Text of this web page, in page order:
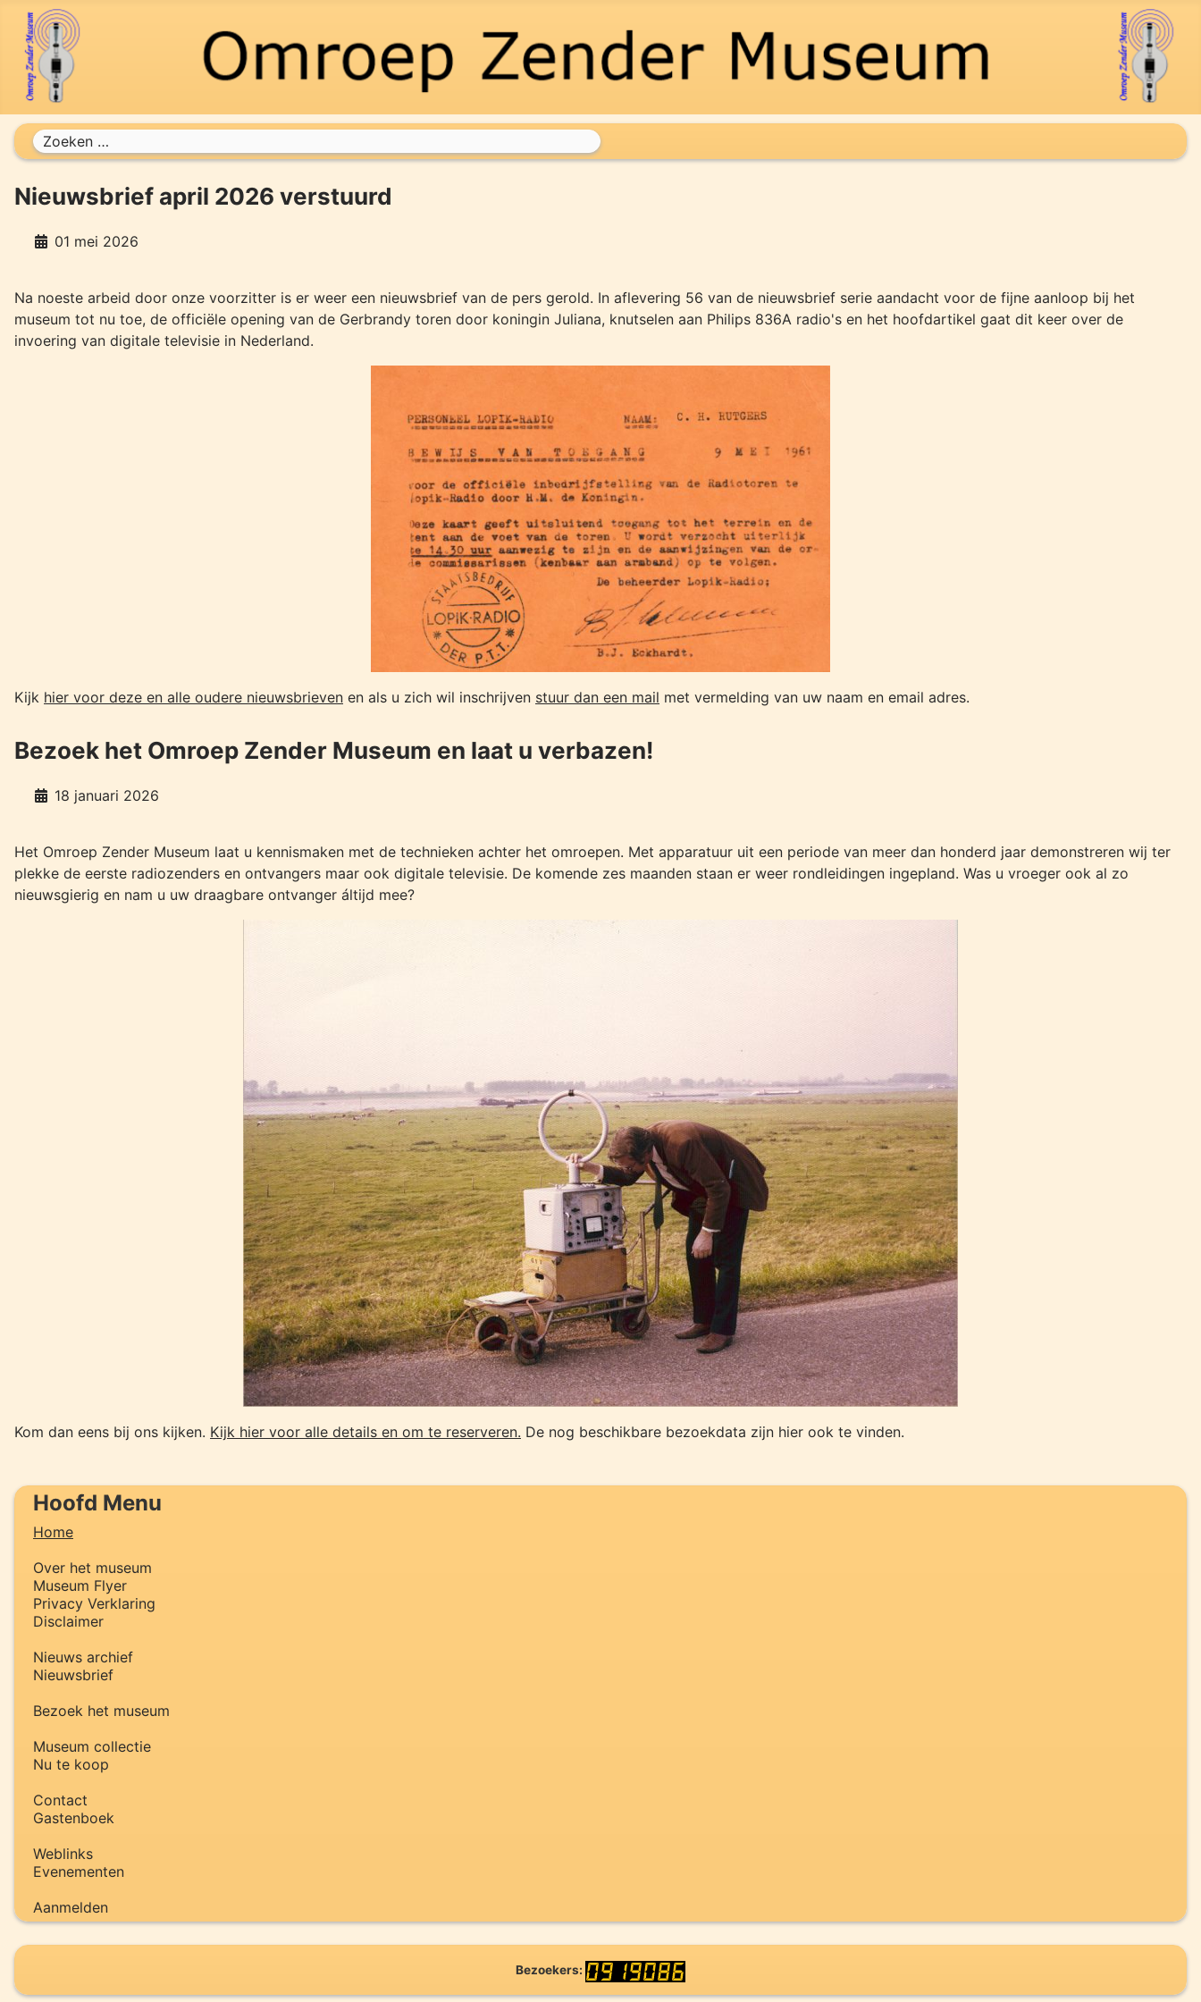
Zoeken
Hoofd Menu
Home
Over het museum
Museum Flyer
Privacy Verklaring
Disclaimer
Nieuws archief
Nieuwsbrief
Bezoek het museum
Museum collectie
Nu te koop
Contact
Gastenboek
Weblinks
Evenementen
Aanmelden
Nieuwsbrief april 2026 verstuurd
01 mei 2026
Na noeste arbeid door onze voorzitter is er weer een nieuwsbrief van de pers gerold. In aflevering 56 van de nieuwsbrief serie aandacht voor de fijne aanloop bij het
museum tot nu toe, de officiële opening van de Gerbrandy toren door koningin Juliana, knutselen aan Philips 836A radio's en het hoofdartikel gaat dit keer over de
invoering van digitale televisie in Nederland.
Kijk hier voor deze en alle oudere nieuwsbrieven en als u zich wil inschrijven stuur dan een mail met vermelding van uw naam en email adres.
Bezoek het Omroep Zender Museum en laat u verbazen!
18 januari 2026
Het Omroep Zender Museum laat u kennismaken met de technieken achter het omroepen. Met apparatuur uit een periode van meer dan honderd jaar demonstreren wij ter
plekke de eerste radiozenders en ontvangers maar ook digitale televisie. De komende zes maanden staan er weer rondleidingen ingepland. Was u vroeger ook al zo
nieuwsgierig en nam u uw draagbare ontvanger áltijd mee?
Kom dan eens bij ons kijken. Kijk hier voor alle details en om te reserveren. De nog beschikbare bezoekdata zijn hier ook te vinden.
Bezoekers: